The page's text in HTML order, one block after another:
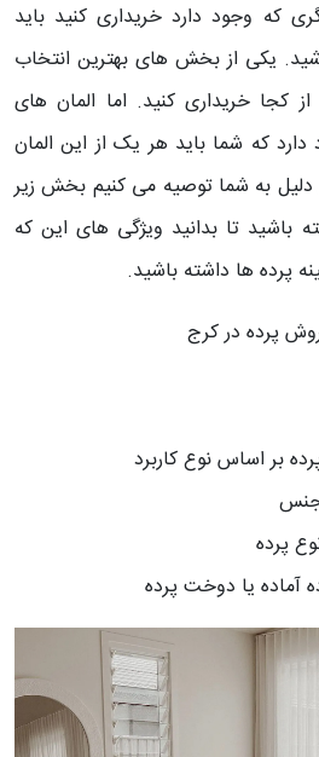
که وجود دارد خریداری کنید باید
یکی از بخش های بهترین انتخاب
کجا خریداری کنید. اما المان های
که شما باید هر یک از این المان
دلیل به شما توصیه می کنیم بخش زیر
باشید تا بدانید ویژگی های این که
پرده ها داشته باشید.
پرده در کرج
بر اساس نوع کاربرد
جنس
پرده
آماده یا دوخت پرده